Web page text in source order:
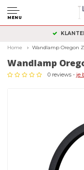
MENU
Home Wandlamp Oregon
Wandlamp
0 reviews - je